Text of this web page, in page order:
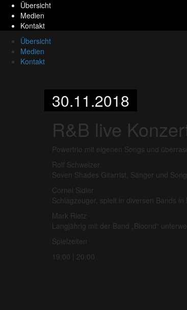
Übersicht
Medien
Kontakt
Übersicht
Medien
Kontakt
30.11.2018
R&B live
Powertrio mit eigenen Songs und
Rolf Schweizer
Seven Shades Gitarrist, Sänger und
Cornel Sidler
Schlagzeuger, spielt in diversen Bands in
Mark Rietz
Langjährig mit der Band „Bloond“
Spielzeiten
19:00 | 20:00